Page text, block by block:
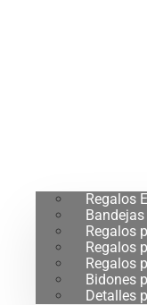
Regalos
Regalos
Regalos
Regalos
Bidones
Detalles